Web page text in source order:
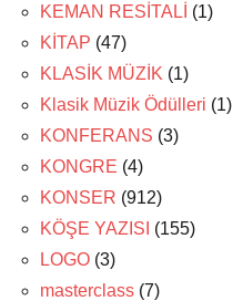
KEMAN RESİTALİ (1)
KİTAP (47)
KLASİK MÜZİK (1)
Klasik Müzik Ödülleri (1)
KONFERANS (3)
KONGRE (4)
KONSER (912)
KÖŞE YAZISI (155)
LOGO (3)
masterclass (7)